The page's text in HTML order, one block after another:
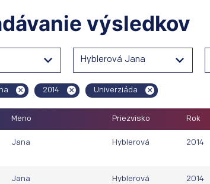
výsledkov
Hyblerová Jana
2014 Univerziáda
Meno Priezvisko Rok
Jana Hyblerová 2014
Jana Hyblerová 2014